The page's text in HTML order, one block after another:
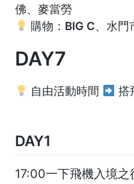
佛、麥當勞
購物：BIG C、水門
DAY7
自由活動時間 搭
DAY1
17:00一下飛機入境